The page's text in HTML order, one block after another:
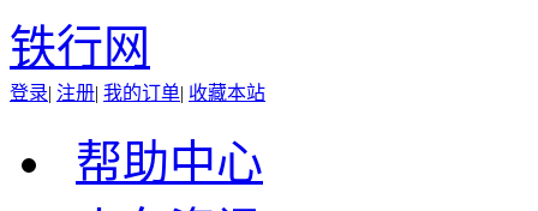
铁行网
登录| 注册| 我的订单| 收藏本站
帮助中心